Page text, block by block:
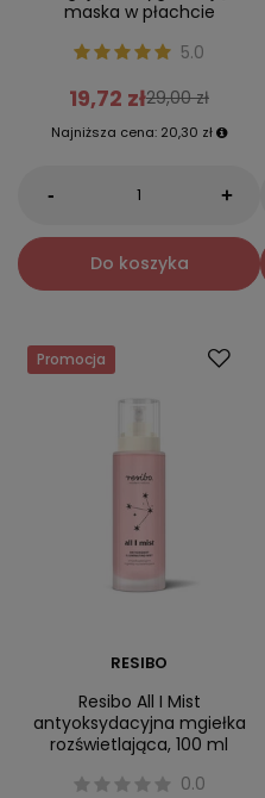
maska w płachcie
5.0
19,72 zł29,00 zł
Najniższa cena: 20,30 zł
- +
Do koszyka
Promocja
RESIBO
Resibo All I Mist
antyoksydacyjna mgiełka
rozświetlająca, 100 ml
0.0